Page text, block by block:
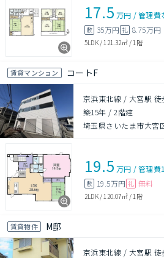
17.5 万円 /管理費
敷 35万円 礼 8.75万円
5LDK/ 121.32㎡/ 1階
賃貸マンション コートF
京浜東北線 / 大宮駅 徒
築15年 /2階建
埼玉県さいたま市大宮
19.5 万円 /管理費
敷 19.5万円 礼 無料
2LDK/ 120.07㎡/ 1階
賃貸物件 M邸
京浜東北線 / 大宮駅 徒